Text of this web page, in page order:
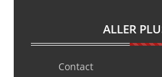
ALLER
Contact